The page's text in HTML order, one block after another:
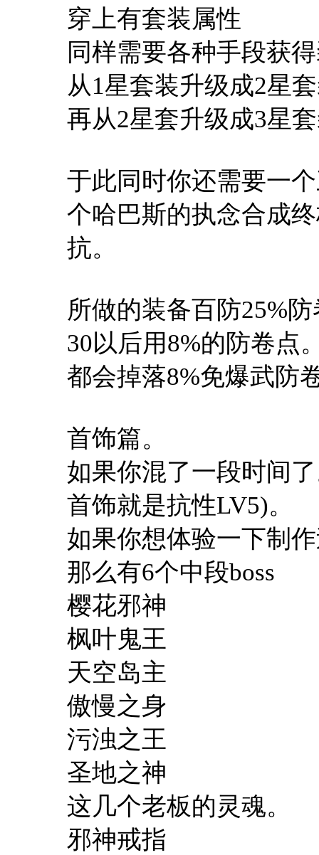
穿上有套装属性
同样需要各种手段获
从1星套装升级成2星
再从2星套升级成3星
于此同时你还需要一
个哈巴斯的执念合成
抗。
所做的装备百防25%
30以后用8%的防卷点
都会掉落8%免爆武防
首饰篇。
如果你混了一段时间
首饰就是抗性LV5)。
如果你想体验一下制
那么有6个中段boss
樱花邪神
枫叶鬼王
天空岛主
傲慢之身
污浊之王
圣地之神
这几个老板的灵魂。
邪神戒指